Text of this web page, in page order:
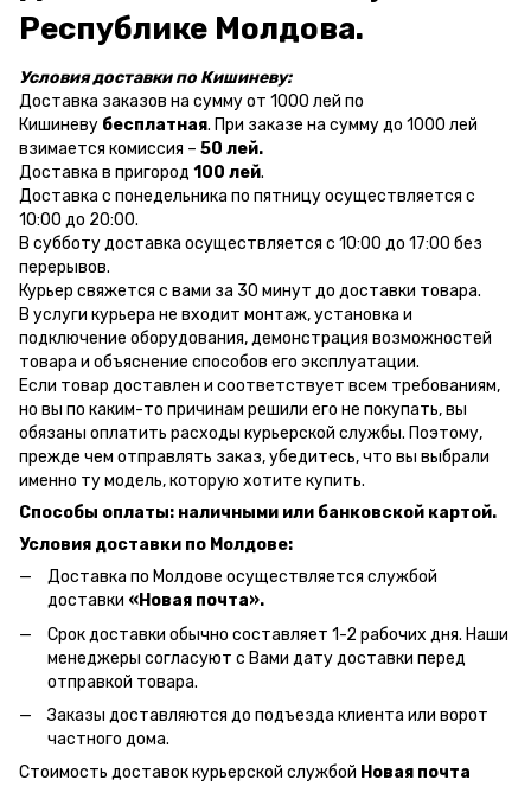
Республике Молдова.
Условия доставки по Кишиневу:
Доставка заказов на сумму от 1000 лей по
Кишиневу бесплатная. При заказе на сумму до 1000 лей
взимается комиссия – 50 лей.
Доставка в пригород 100 лей.
Доставка с понедельника по пятницу осуществляется с
10:00 до 20:00.
В субботу доставка осуществляется с 10:00 до 17:00 без
перерывов.
Курьер свяжется с вами за 30 минут до доставки товара.
В услуги курьера не входит монтаж, установка и
подключение оборудования, демонстрация возможностей
товара и объяснение способов его эксплуатации.
Если товар доставлен и соответствует всем требованиям,
но вы по каким-то причинам решили его не покупать, вы
обязаны оплатить расходы курьерской службы. Поэтому,
прежде чем отправлять заказ, убедитесь, что вы выбрали
именно ту модель, которую хотите купить.
Способы оплаты: наличными или банковской картой.
Условия доставки по Молдове:
Доставка по Молдове осуществляется службой
доставки «Новая почта».
Срок доставки обычно составляет 1-2 рабочих дня. Наши
менеджеры согласуют с Вами дату доставки перед
отправкой товара.
Заказы доставляются до подъезда клиента или ворот
частного дома.
Стоимость доставок курьерской службой Новая почта